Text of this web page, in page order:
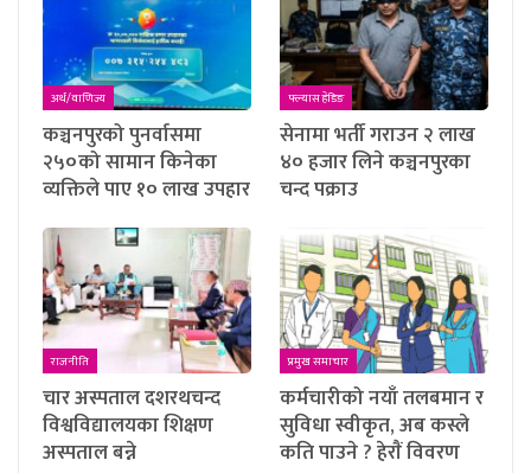
अर्थ/वाणिज्य
कञ्चनपुरको पुनर्वासमा
२५०को सामान किनेका
व्यक्तिले पाए १० लाख उपहार
फ्ल्यास हेडिङ
सेनामा भर्ती गराउन २ लाख
४० हजार लिने कञ्चनपुरका
चन्द पक्राउ
राजनीति
चार अस्पताल दशरथचन्द
विश्वविद्यालयका शिक्षण
अस्पताल बन्ने
प्रमुख समाचार
कर्मचारीको नयाँ तलबमान र
सुविधा स्वीकृत, अब कस्ले
कति पाउने ? हेराैं विवरण